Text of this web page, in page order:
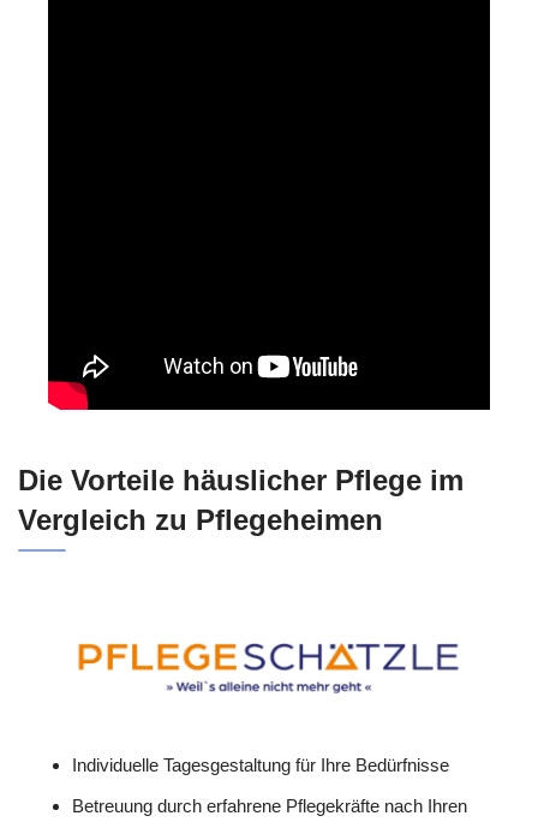
Die Vorteile häuslicher Pflege im
Vergleich zu Pflegeheimen
Individuelle Tagesgestaltung für Ihre Bedürfnisse
Betreuung durch erfahrene Pflegekräfte nach Ihren